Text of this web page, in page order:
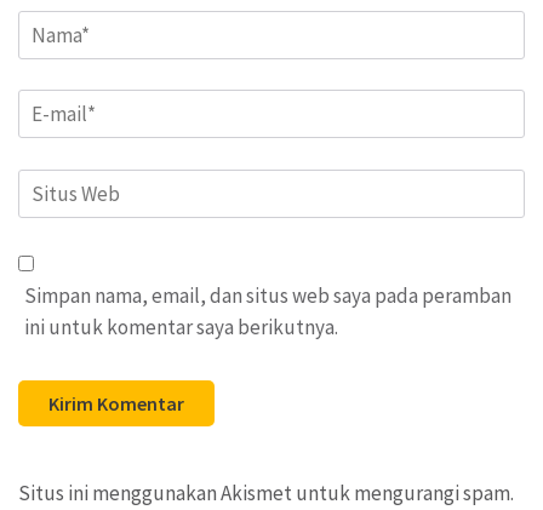
Name*
Email*
Situs
Web
Simpan nama, email, dan situs web saya pada peramban
ini untuk komentar saya berikutnya.
Situs ini menggunakan Akismet untuk mengurangi spam.